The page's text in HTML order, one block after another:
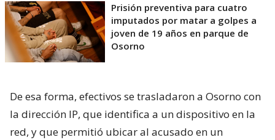
Prisión preventiva para cuatro
imputados por matar a golpes a
joven de 19 años en parque de
Osorno
De esa forma, efectivos se trasladaron a Osorno con
la dirección IP, que identifica a un dispositivo en la
red, y que permitió ubicar al acusado en un